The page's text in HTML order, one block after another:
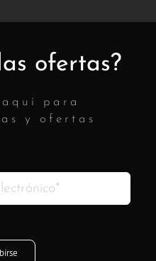
ofertas?
para
y ofertas